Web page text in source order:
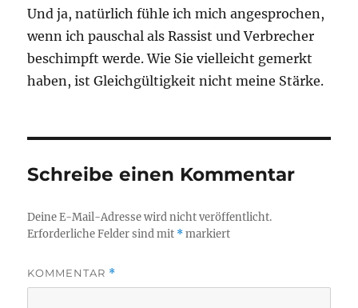
Und ja, natürlich fühle ich mich angesprochen,
wenn ich pauschal als Rassist und Verbrecher
beschimpft werde. Wie Sie vielleicht gemerkt
haben, ist Gleichgültigkeit nicht meine Stärke.
Schreibe einen Kommentar
Deine E-Mail-Adresse wird nicht veröffentlicht.
Erforderliche Felder sind mit *markiert
KOMMENTAR *